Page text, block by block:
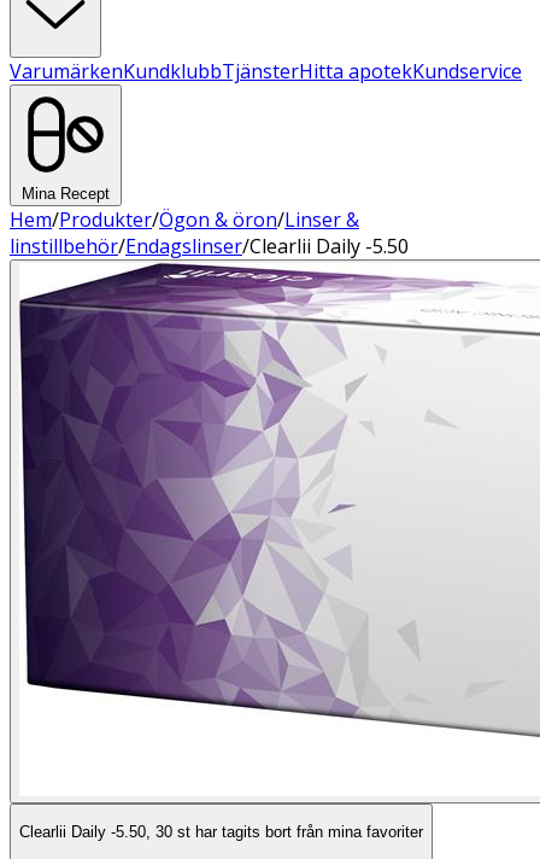
VarumärkenKundklubbTjänsterHitta apotekKundservice
Mina Recept
Hem/Produkter/Ögon & öron/Linser &
linstillbehör/Endagslinser/Clearlii Daily -5.50
Clearlii Daily -5.50, 30 st har tagits bort från mina favoriter